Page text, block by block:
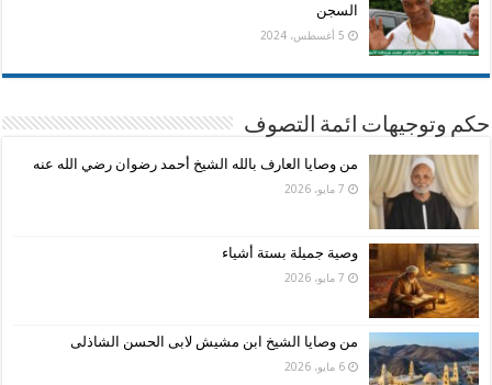
السجن
5 أغسطس، 2024
حكم وتوجيهات ائمة التصوف
من وصايا العارف بالله الشيخ أحمد رضوان رضي الله عنه
7 مايو، 2026
وصية جميلة بستة أشياء
7 مايو، 2026
من وصايا الشيخ ابن مشيش لابى الحسن الشاذلى
6 مايو، 2026